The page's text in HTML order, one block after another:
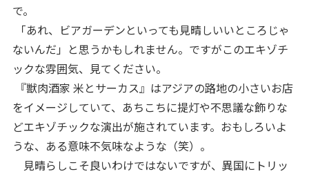
で。
「あれ、ビアガーデンといっても見晴しいいところじゃ
ないんだ」と思うかもしれません。ですがこのエキゾチ
ックな雰囲気、見てください。
『獣肉酒家 米とサーカス』はアジアの路地の小さいお店
をイメージしていて、あちこちに提灯や不思議な飾りな
どエキゾチックな演出が施されています。おもしろいよ
うな、ある意味不気味なような（笑）。
見晴らしこそ良いわけではないですが、異国にトリッ